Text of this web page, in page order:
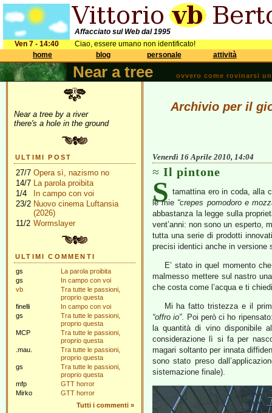
Affacciato sul Web dal 1995
Ven 7 - 14:40
Ciao, essere umano non identificato!
home
blog personale attività
Near a tree ovvero come rovinarsi
Near a tree by a river
there's a hole in the ground
ULTIMI POST
27/7 Opera sì, nazismo no
14/7 La parola proibita
1/4
In campo con voi
23/2 Nuovo cinema Luftansia
(2026)
11/2 Wormslayer
ULTIMI COMMENTI
gs
La parola proibita
gs
In campo con voi
vb
Tra tutte le passioni,
proprio questa
finelli
In campo con voi
gs
Tra tutte le passioni,
proprio questa
MCP
Tra tutte le passioni,
proprio questa
.mau.
Tra tutte le passioni,
proprio questa
gs
Tra tutte le passioni,
proprio questa
mfp
GTT horror
Mirko
GTT horror
Tutti i commenti »
Archivio per il
Venerdì 16 Aprile 2010, 14:04
Il pintone
S tamattina ero in coda, alla
le mie “crepes pomodoro e
abbastanza la legge sulla
vent’anni: non sono un esperto,
tutta una serie di prodotti
precisi identici anche in versione
E’ stato in quel momento
malmesso mettere sul nastro
che costa come l’acqua e ti
Mi ha fatto tristezza e il
“offro io”. Poi però ci ho
la quantità di vino disponibile
considerazione lì si fa per
magari soltanto per innata
sono stato preso
sistemazione finale).